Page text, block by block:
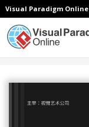
Visual Paradigm Online